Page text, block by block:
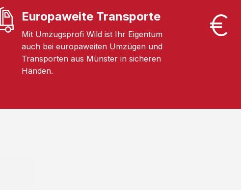
Europaweite Transporte
Mit Umzugsprofi Wild ist Ihr Eigentum
auch bei europaweiten Umzügen und
Transporten aus Münster in sicheren
Händen.